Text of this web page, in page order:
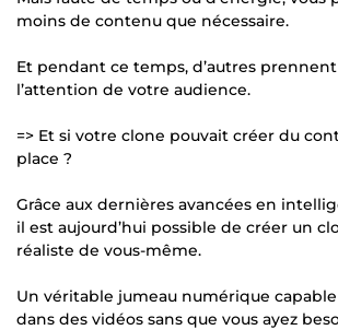
moins de contenu que nécessaire.
Et pendant ce temps, d’autres
l’attention de votre audience.
=> Et si votre clone pouvait créer du
place ?
Grâce aux dernières avancées en
il est aujourd’hui possible de créer un
réaliste de vous-même.
Un véritable jumeau numérique capable
dans des vidéos sans que vous ayez